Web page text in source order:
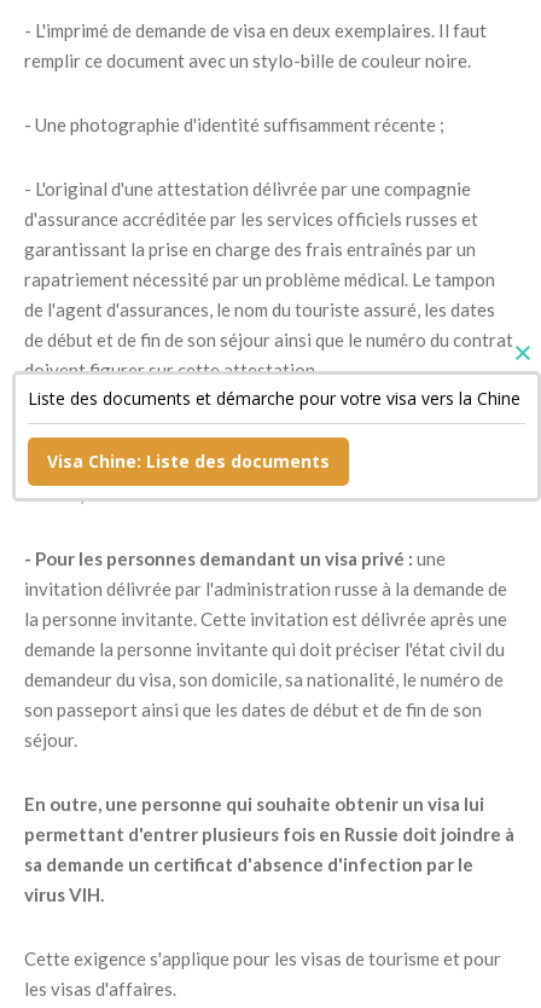
- L'imprimé de demande de visa en deux exemplaires. Il faut
remplir ce document avec un stylo-bille de couleur noire.
- Une photographie d'identité suffisamment récente ;
- L'original d'une attestation délivrée par une compagnie
d'assurance accréditée par les services officiels russes et
garantissant la prise en charge des frais entraînés par un
rapatriement nécessité par un problème médical. Le tampon
de l'agent d'assurances, le nom du touriste assuré, les dates
de début et de fin de son séjour ainsi que le numéro du contrat
doivent figurer sur cette attestation.
- Un document confirmant la réservation de sa chambre
d'hôtel si son séjour est bref ainsi qu'une copie de son billet de
retour ;
- Pour les personnes demandant un visa privé : une
invitation délivrée par l'administration russe à la demande de
la personne invitante. Cette invitation est délivrée après une
demande la personne invitante qui doit préciser l'état civil du
demandeur du visa, son domicile, sa nationalité, le numéro de
son passeport ainsi que les dates de début et de fin de son
séjour.
En outre, une personne qui souhaite obtenir un visa lui
permettant d'entrer plusieurs fois en Russie doit joindre à
sa demande un certificat d'absence d'infection par le
virus VIH.
Cette exigence s'applique pour les visas de tourisme et pour
les visas d'affaires.
Liste des documents et démarche pour votre visa vers la Chine
Visa Chine: Liste des documents